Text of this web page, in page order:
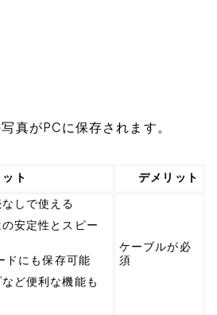
真がPCに保存されます。
ト デメリット
しで使える
安定性とスピー
ドにも保存可能
ど便利な機能も
ケーブルが必
須